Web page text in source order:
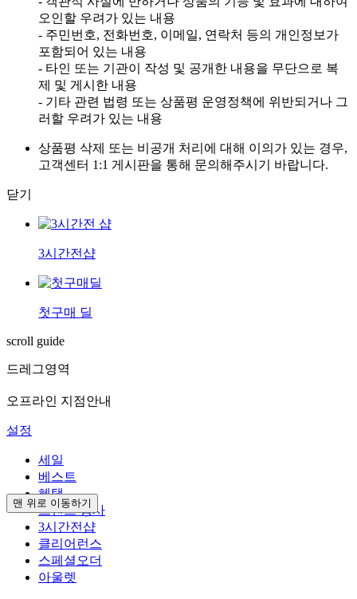
맨 위로 이동하기
오인할 우려가 있는 내용
- 주민번호, 전화번호, 이메일, 연락처 등의 개인정보가
포함되어 있는 내용
- 타인 또는 기관이 작성 및 공개한 내용을 무단으로 복
제 및 게시한 내용
- 기타 관련 법령 또는 상품평 운영정책에 위반되거나 그
러할 우려가 있는 내용
상품평 삭제 또는 비공개 처리에 대해 이의가 있는 경우,
고객센터 1:1 게시판을 통해 문의해주시기 바랍니다.
닫기
3시간전샵
첫구매 딜
scroll guide
드레그영역
오프라인 지점안내
설정
세일
베스트
혜택
브랜드 행사
3시간전샵
클리어런스
스페셜오더
아울렛